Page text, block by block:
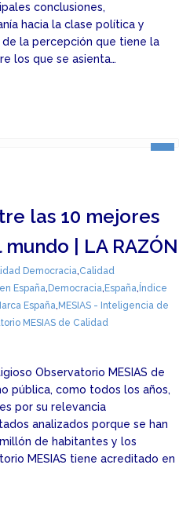
conclusiones,
hacia la clase política y
la percepción que tiene la
los que se asienta…
las 10 mejores
| LA RAZÓN
Democracia,Calidad
España, Democracia, España, Índice
España, MESIAS - Inteligencia de
MESIAS de Calidad
Observatorio MESIAS de
pública, como todos los años,
por su relevancia
analizados porque se han
de habitantes y los
MESIAS tiene acreditado en